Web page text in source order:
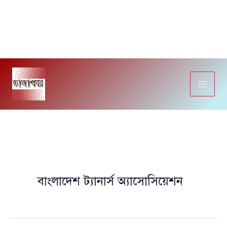
Skip
content
বাংলাদেশ ট্যানার্স অ্যাসোসিয়েশন